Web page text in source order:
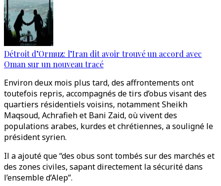
Détroit d’Ormuz: l’Iran dit avoir trouvé un accord avec
Oman sur un nouveau tracé
Environ deux mois plus tard, des affrontements ont
toutefois repris, accompagnés de tirs d’obus visant des
quartiers résidentiels voisins, notamment Sheikh
Maqsoud, Achrafieh et Bani Zaid, où vivent des
populations arabes, kurdes et chrétiennes, a souligné le
président syrien.
Il a ajouté que “des obus sont tombés sur des marchés et
des zones civiles, sapant directement la sécurité dans
l’ensemble d’Alep”.